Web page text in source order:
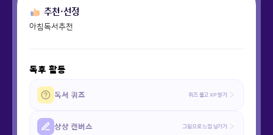
추천·선정
아침독서추천
독후 활동
독서 퀴즈 퀴즈 풀고 XP 받기
상상 캔버스 그림으로 느낌 남기기